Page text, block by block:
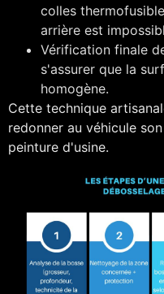
colles
arrière est
Vérification finale
s'assurer que la
homogène.
Cette technique
redonner au véhicule
peinture d'usine.